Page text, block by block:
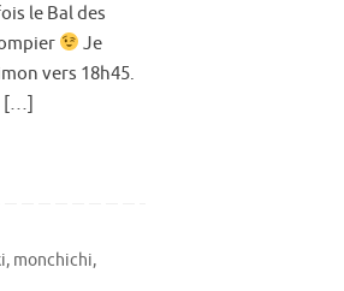
le Bal des
Je
vers 18h45.
[…]
, monchichi,